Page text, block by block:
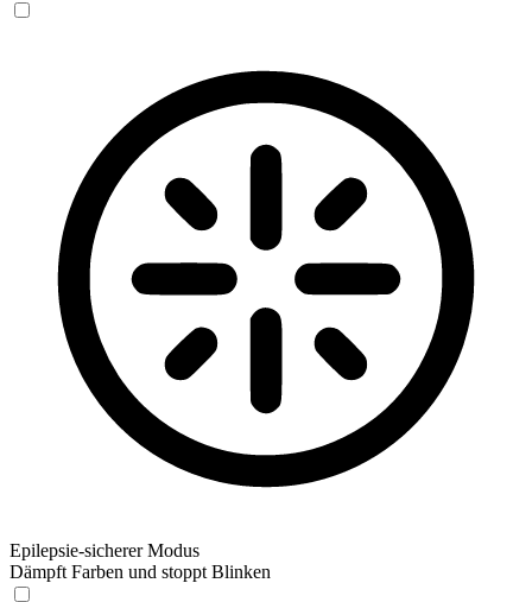
Epilepsie-sicherer Modus
Dämpft Farben und stoppt Blinken